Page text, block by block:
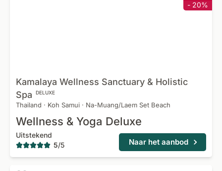
- 20%
Kamalaya Wellness Sanctuary & Holistic
Spa
DELUXE
Thailand · Koh Samui · Na-Muang/Laem Set Beach
Wellness & Yoga Deluxe
Uitstekend
5/5 Naar het aanbod